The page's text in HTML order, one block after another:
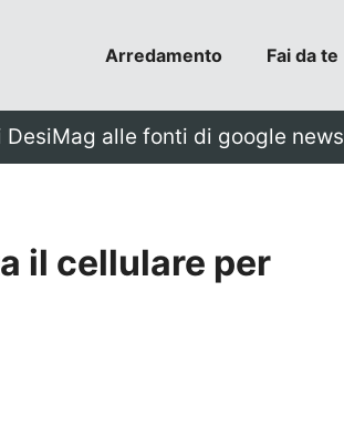
Arredamento Fai da te
DesiMag alle fonti di google news
il cellulare per